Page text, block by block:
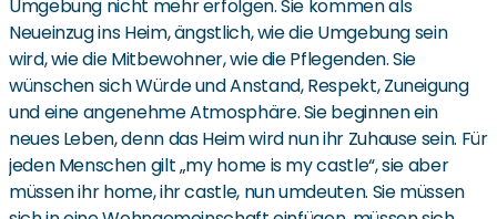
Umgebung nicht mehr erfolgen. Sie kommen als
Neueinzug ins Heim, ängstlich, wie die Umgebung sein
wird, wie die Mitbewohner, wie die Pflegenden. Sie
wünschen sich Würde und Anstand, Respekt, Zuneigung
und eine angenehme Atmosphäre. Sie beginnen ein
neues Leben, denn das Heim wird nun ihr Zuhause sein. Für
jeden Menschen gilt „my home is my castle“, sie aber
müssen ihr home, ihr castle, nun umdeuten. Sie müssen